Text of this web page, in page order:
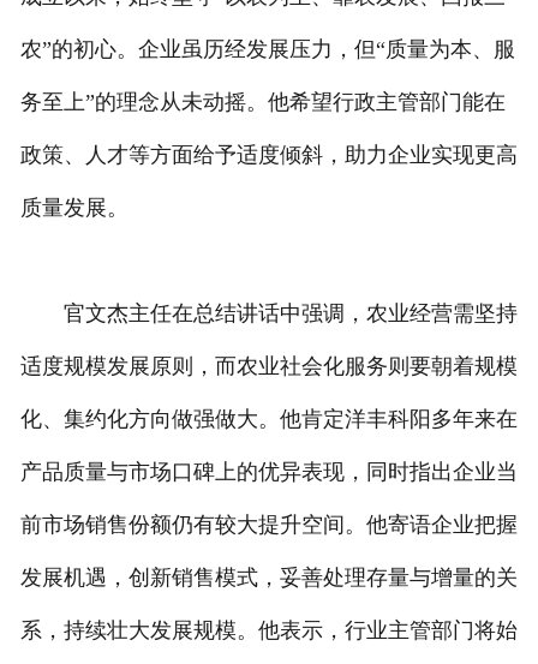
农”的初心。企业虽历经发展压力，但“质量为本、服
务至上”的理念从未动摇。他希望行政主管部门能在
政策、人才等方面给予适度倾斜，助力企业实现更高
质量发展。
官文杰主任在总结讲话中强调，农业经营需坚持
适度规模发展原则，而农业社会化服务则要朝着规模
化、集约化方向做强做大。他肯定洋丰科阳多年来在
产品质量与市场口碑上的优异表现，同时指出企业当
前市场销售份额仍有较大提升空间。他寄语企业把握
发展机遇，创新销售模式，妥善处理存量与增量的关
系，持续壮大发展规模。他表示，行业主管部门将始